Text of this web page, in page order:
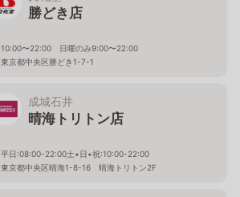
勝どき店
10:00〜22:00 日曜のみ9:00〜22:00
東京都中央区勝どき1-7-1
成城石井
晴海トリトン店
平日:08:00-22:00土•日•祝:10:00-22:00
東京都中央区晴海1-8-16 晴海トリトン2F